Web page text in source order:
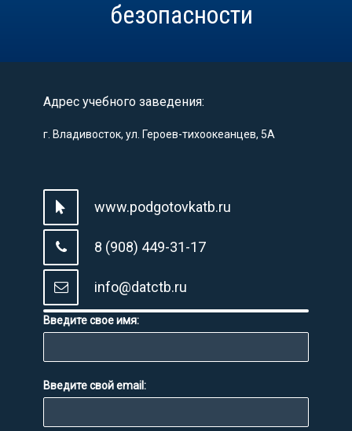
безопасности
Адрес учебного заведения:
г. Владивосток, ул. Героев-тихоокеанцев, 5А
www.podgotovkatb.ru
8 (908) 449-31-17
info@datctb.ru
Введите свое имя:
Введите свой email: